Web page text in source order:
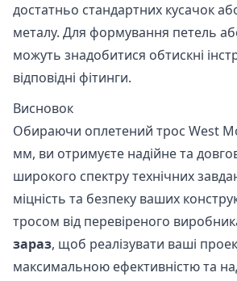
достатньо стандартних кусачок
металу. Для формування петель
можуть знадобитися обтискні
відповідні фітинги.
Висновок
Обираючи оплетений трос West
мм, ви отримуєте надійне та
широкого спектру технічних
міцність та безпеку ваших
тросом від перевіреного
зараз, щоб реалізувати ваші
максимальною ефективністю та